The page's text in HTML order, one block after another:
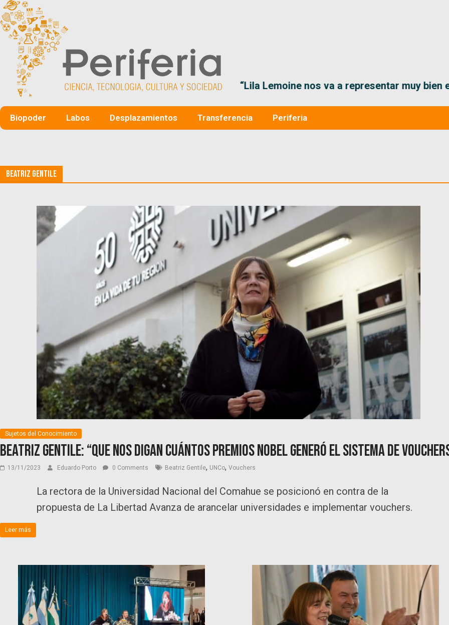
“Lila Lemoine nos va a representar muy bien
Biopoder Labos Desplazamientos Transferencia Periferia
Beatriz Gentile
Sujetos del Conocimiento
Beatriz Gentile: “Que nos digan cuántos premios Nobel generó el sistema de
13/11/2023 Eduardo Porto 0 Comments Beatriz Gentile, UNCo, Vouchers
La rectora de la Universidad Nacional del Comahue se posicionó en contra de la
propuesta de La Libertad Avanza de arancelar universidades e implementar vouchers.
Leer más